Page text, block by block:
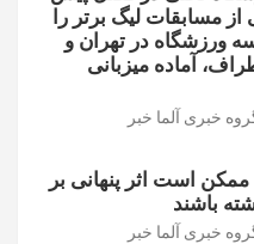
از مسابقات لیگ برتر را
ورزشگاه در تهران و
آماده میزبانی
خبری آلما خبر
داروهای GLP-1 ممکن است اثر پنهانی بر
باشند
خبری آلما خبر